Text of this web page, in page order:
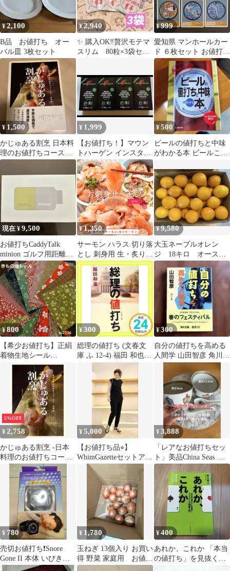
¥2,100
B品 お値打ち オー
バル皿 3枚セット
¥2,940
✨ 購入OK‼️贅沢モテマ
スリム 80粒×3袋セッ
¥999
愛知県 マンホールカー
ド ６枚セット お値打ち
まとめ売り
¥ 1,500
かじゅある割烹 日本料
理のお値打ちコースと
一品料理
¥ 1,999
【お値打ち！】マウン
トハーゲン インスタン
トコーヒー 4箱
¥500
ビールの値打ちと中味
がわかる本 ビールこだ
社
現在 ¥9,500
お値打ちCaddyTalk
minion ゴルフ用距離計
本体他➕PING?
¥1,350
サーモン ハラス 切り落
とし 刺身用 生・炙りど
ちらか選べる５００ｇ
サイズ不揃い お値打ち
品 トロ 生食 冷凍
¥9,580
大玉ネーブルオレン
ジ 18キロ オースト
ラリア産 お値打ち
正規品
¥800
【希少お値打ち】正絹
着物生地シール
12✕15cm 10柄取り混
ぜ25枚セット
¥300
総理の値打ち (文春文
庫 ふ 12-4) 福田 和也
¥300
自分の値打ちを高める
人間学 山田智彦 角川文
5%OFF
¥ 2,758
かじゅある割烹 -日本
料理のお値打ちコース
と一品料理-
¥5,000
【お値打ち品⭐︎】
WhimGazetteセットアッ
¥3,888
「レアなお値打ちセッ
ト」美品China Seas 丼 2
客 蓮華 2本
¥ 780
売切お値打ち❗️Snore
Gone II 本体 いびき対
策グッズ旅行やお泊り
¥ 1,780
玉ねぎ 13個入り お買い
得 野菜 家庭用 お値打
ち品
¥400
あれか、これか 「本当
の値打ち」を見抜くフ